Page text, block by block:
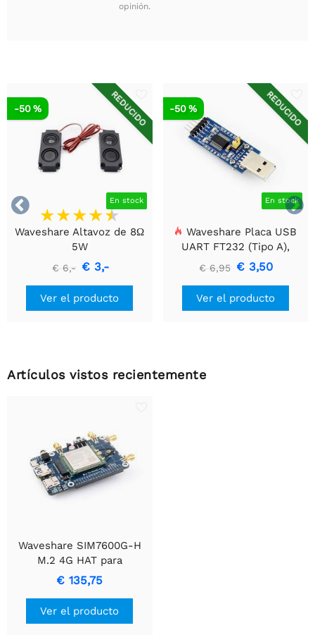
opinión.


REDUCIDO
En stock
-50 %
Waveshare Altavoz de 8Ω
5W
€ 6,- € 3,-
Ver el producto
REDUCIDO
En stock
-50 %
Waveshare Placa USB
UART FT232 (Tipo A),
Módulo de Comunicación
USB a TTL (UART)
€ 6,95 € 3,50
Ver el producto
Artículos vistos recientemente
Waveshare SIM7600G-H
M.2 4G HAT para
Raspberry Pi, LTE CAT4
Alta Velocidad, 4G/3G/2G,
GNSS, Banda Global
€ 135,75
Ver el producto